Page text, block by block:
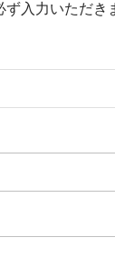
入力いただき